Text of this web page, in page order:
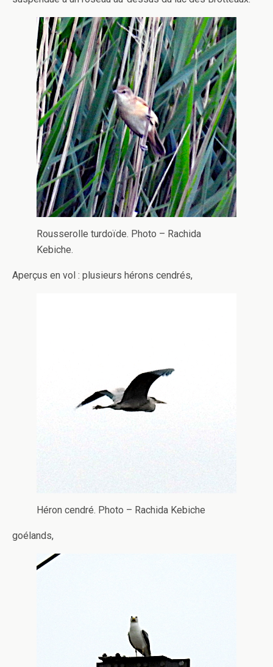
Rousserolle turdoïde. Photo – Rachida
Kebiche.
Aperçus en vol : plusieurs hérons cendrés,
Héron cendré. Photo – Rachida Kebiche
goélands,